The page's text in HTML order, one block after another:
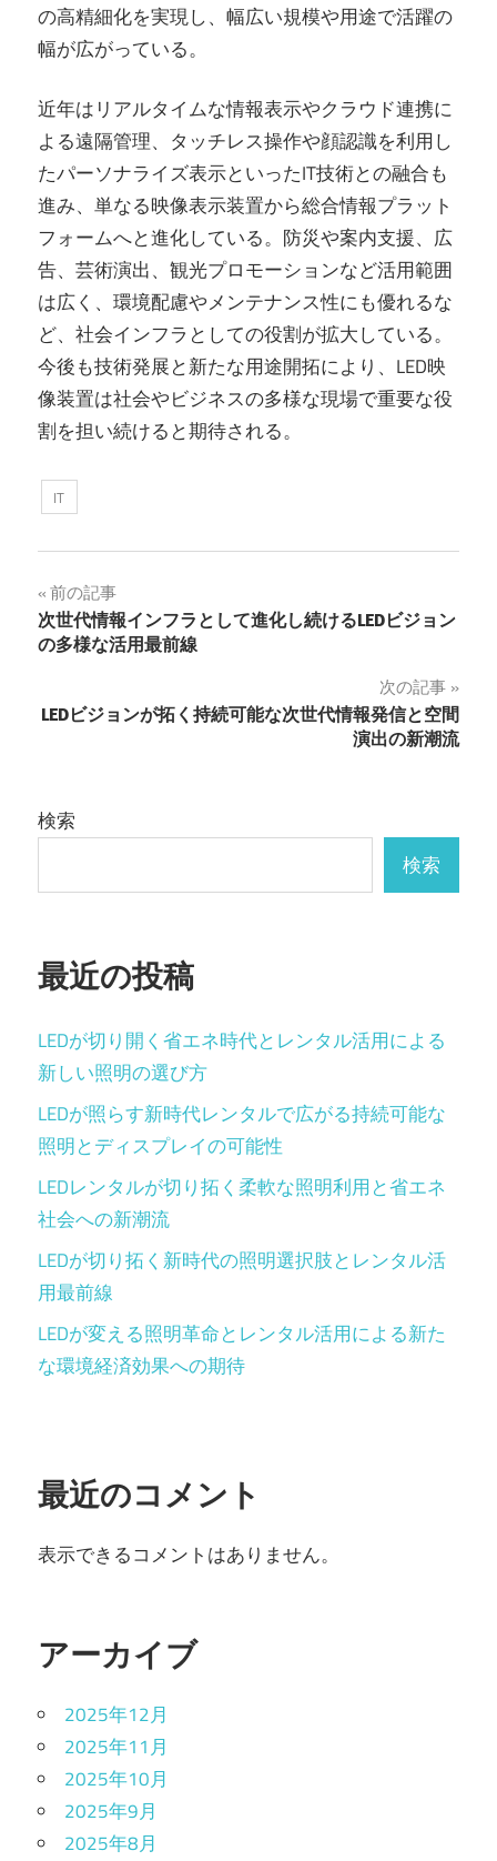
の高精細化を実現し、幅広い規模や用途で活躍の
幅が広がっている。
近年はリアルタイムな情報表示やクラウド連携に
よる遠隔管理、タッチレス操作や顔認識を利用し
たパーソナライズ表示といったIT技術との融合も
進み、単なる映像表示装置から総合情報プラット
フォームへと進化している。防災や案内支援、広
告、芸術演出、観光プロモーションなど活用範囲
は広く、環境配慮やメンテナンス性にも優れるな
ど、社会インフラとしての役割が拡大している。
今後も技術発展と新たな用途開拓により、LED映
像装置は社会やビジネスの多様な現場で重要な役
割を担い続けると期待される。
IT
投
稿
ビ
ー
ョ
前の記事
次世代情報インフラとして進化し続けるLEDビジョン
の多様な活用最前線
次の記事
LEDビジョンが拓く持続可能な次世代情報発信と空間
演出の新潮流
検索
検索
最近の投稿
LEDが切り開く省エネ時代とレンタル活用による
新しい照明の選び方
LEDが照らす新時代レンタルで広がる持続可能な
照明とディスプレイの可能性
LEDレンタルが切り拓く柔軟な照明利用と省エネ
社会への新潮流
LEDが切り拓く新時代の照明選択肢とレンタル活
用最前線
LEDが変える照明革命とレンタル活用による新た
な環境経済効果への期待
最近のコメント
表示できるコメントはありません。
アーカイブ
2025年12月
2025年11月
2025年10月
2025年9月
2025年8月